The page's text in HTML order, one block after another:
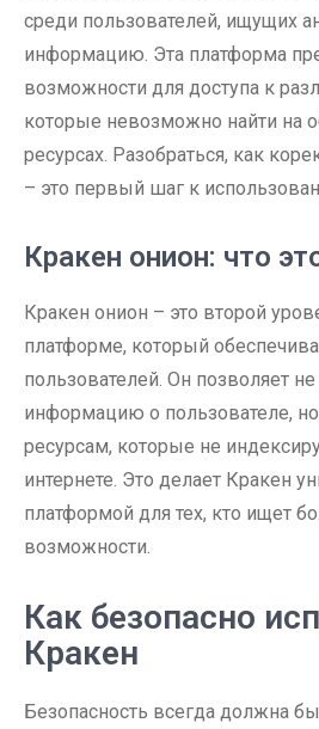
среди пользователей, ищущих
информацию. Эта платформа
возможности для доступа к
которые невозможно найти на
ресурсах. Разобраться, как
– это первый шаг к
Кракен онион: что
Кракен онион – это второй
платформе, который
пользователей. Он позволяет
информацию о пользователе,
ресурсам, которые не
интернете. Это делает Кракен
платформой для тех, кто ищет
возможности.
Как безопасно
Кракен
Безопасность всегда должна